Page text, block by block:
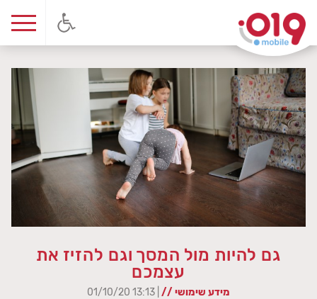
גם להיות מול המסך וגם להזיז את
עצמכם
מידע שימושי //